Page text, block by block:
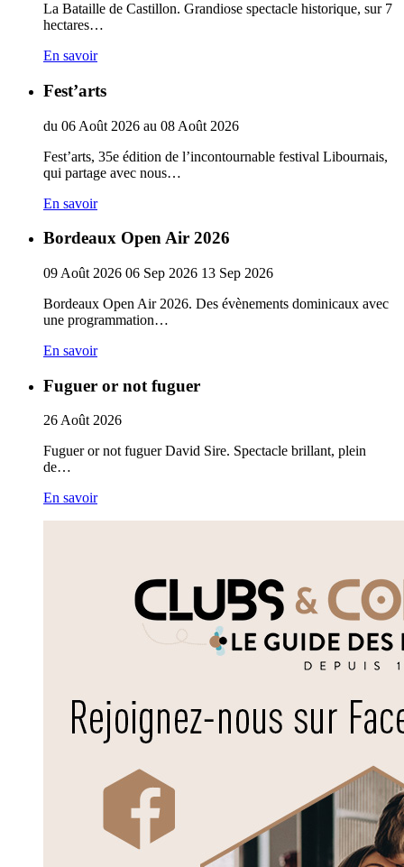
La Bataille de Castillon. Grandiose spectacle historique, sur 7
hectares…
En savoir
Fest’arts
du 06 Août 2026 au 08 Août 2026
Fest’arts, 35e édition de l’incontournable festival Libournais,
qui partage avec nous…
En savoir
Bordeaux Open Air 2026
09 Août 2026 06 Sep 2026 13 Sep 2026
Bordeaux Open Air 2026. Des évènements dominicaux avec
une programmation…
En savoir
Fuguer or not fuguer
26Août 2026
Fuguer or not fuguer David Sire. Spectacle brillant, plein
de…
En savoir